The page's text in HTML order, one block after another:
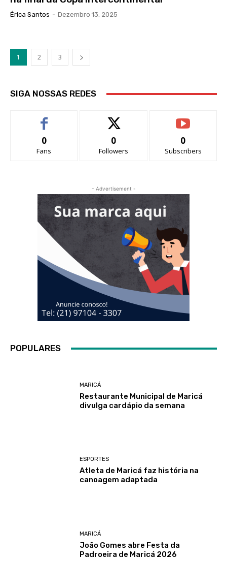
Érica Santos - Dezembro 13, 2025
1 2 3
SIGA NOSSAS REDES
0
Fans
0
Followers
0
Subscribers
- Advertisement -
POPULARES
MARICÁ
Restaurante Municipal de Maricá
divulga cardápio da semana
ESPORTES
Atleta de Maricá faz história na
canoagem adaptada
MARICÁ
João Gomes abre Festa da
Padroeira de Maricá 2026